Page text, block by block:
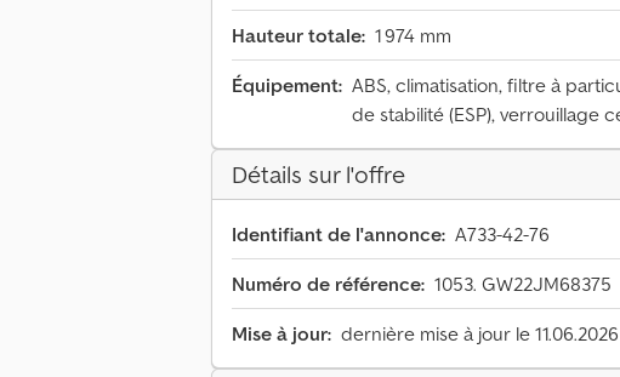
Hauteur totale: 1 974 mm
Équipement: ABS, climatisation, filtre à
de stabilité (ESP), verrouillage
Détails sur l'offre
Identifiant de l'annonce: A733-42-76
Numéro de référence: 1053. GW22JM68375
Mise à jour: dernière mise à jour le 11.06.2026